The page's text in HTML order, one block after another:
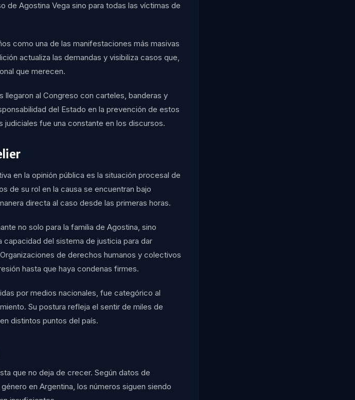
de Agostina Vega sino para todas las víctimas de
como una de las manifestaciones más masivas
actualiza las demandas y visibiliza casos que,
que merecen.
al Congreso con carteles, banderas y
del Estado en la prevención de estos
fue una constante en los discursos.
en la opinión pública es la situación procesal de
de su rol en la causa se encuentran bajo
directa al caso desde las primeras horas.
no solo para la familia de Agostina, sino
del sistema de justicia para dar
de derechos humanos y colectivos
hasta que haya condenas firmes.
por medios nacionales, fue categórico al
Su postura refleja el sentir de miles de
distintos puntos del país.
que no deja de crecer. Según datos de
en Argentina, los números siguen siendo